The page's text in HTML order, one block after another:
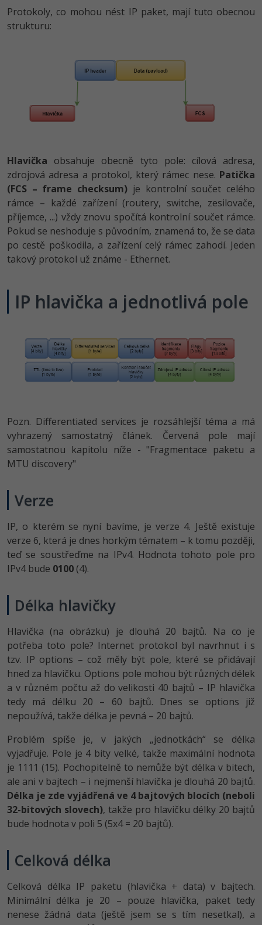
Inkscape
Fotografování
Ostatní
Fórum
Protokoly, co mohou nést IP paket, mají tuto obecnou
strukturu:
Hlavička obsahuje obecně tyto pole: cílová adresa,
zdrojová adresa a protokol, který rámec nese. Patička
(FCS – frame checksum) je kontrolní součet celého
rámce – každé zařízení (routery, switche, zesilovače,
příjemce, ...) vždy znovu spočítá kontrolní součet rámce.
Pokud se neshoduje s původním, znamená to, že se data
po cestě poškodila, a zařízení celý rámec zahodí. Jeden
takový protokol už známe - Ethernet.
IP hlavička a jednotlivá pole
Pozn. Differentiated services je rozsáhlejší téma a má
vyhrazený samostatný článek. Červená pole mají
samostatnou kapitolu níže - "Fragmentace paketu a
MTU discovery"
Verze
IP, o kterém se nyní bavíme, je verze 4. Ještě existuje
verze 6, která je dnes horkým tématem – k tomu později,
teď se soustřeďme na IPv4. Hodnota tohoto pole pro
IPv4 bude 0100 (4).
Délka hlavičky
Hlavička (na obrázku) je dlouhá 20 bajtů. Na co je
potřeba toto pole? Internet protokol byl navrhnut i s
tzv. IP options – což měly být pole, které se přidávají
hned za hlavičku. Options pole mohou být různých délek
a v různém počtu až do velikosti 40 bajtů – IP hlavička
tedy má délku 20 – 60 bajtů. Dnes se options již
nepoužívá, takže délka je pevná – 20 bajtů.
Problém spíše je, v jakých „jednotkách“ se délka
vyjadřuje. Pole je 4 bity velké, takže maximální hodnota
je 1111 (15). Pochopitelně to nemůže být délka v bitech,
ale ani v bajtech – i nejmenší hlavička je dlouhá 20 bajtů.
Délka je zde vyjádřená ve 4 bajtových blocích (neboli
32-bitových slovech), takže pro hlavičku délky 20 bajtů
bude hodnota v poli 5 (5x4 = 20 bajtů).
Celková délka
Celková délka IP paketu (hlavička + data) v bajtech.
Minimální délka je 20 – pouze hlavička, paket tedy
nenese žádná data (ještě jsem se s tím nesetkal), a